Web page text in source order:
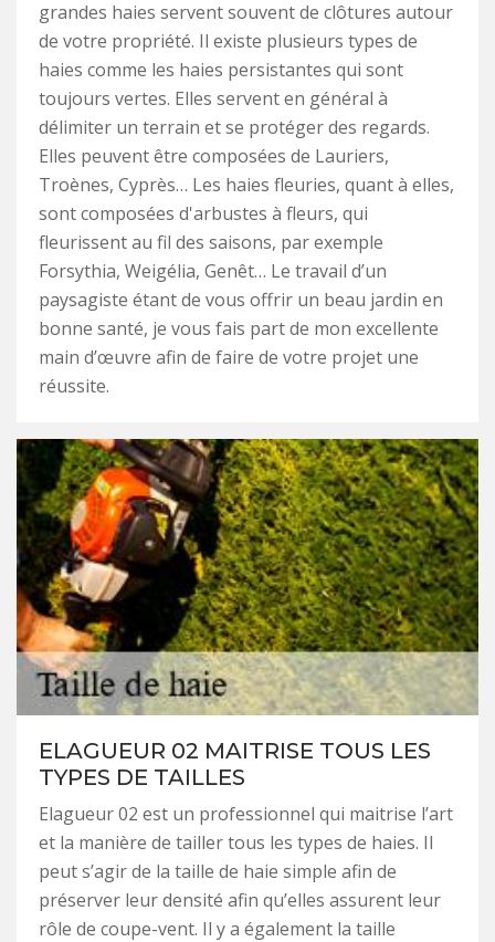
grandes haies servent souvent de clôtures autour
de votre propriété. Il existe plusieurs types de
haies comme les haies persistantes qui sont
toujours vertes. Elles servent en général à
délimiter un terrain et se protéger des regards.
Elles peuvent être composées de Lauriers,
Troènes, Cyprès… Les haies fleuries, quant à elles,
sont composées d'arbustes à fleurs, qui
fleurissent au fil des saisons, par exemple
Forsythia, Weigélia, Genêt… Le travail d’un
paysagiste étant de vous offrir un beau jardin en
bonne santé, je vous fais part de mon excellente
main d’œuvre afin de faire de votre projet une
réussite.
ELAGUEUR 02 MAITRISE TOUS LES
TYPES DE TAILLES
Elagueur 02 est un professionnel qui maitrise l’art
et la manière de tailler tous les types de haies. Il
peut s’agir de la taille de haie simple afin de
préserver leur densité afin qu’elles assurent leur
rôle de coupe-vent. Il y a également la taille